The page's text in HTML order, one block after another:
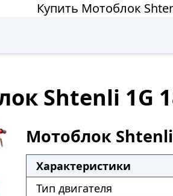
Купить Мотоблок
Shtenli 1G
Мотоблок Shtenli
Характеристики
Тип двигателя